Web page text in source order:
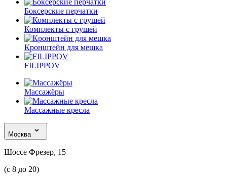
Боксерские перчатки
Комплекты с грушей
Кронштейн для мешка
FILIPPOV
Массажёры
Массажные кресла
Москва
Шоссе Фрезер, 15
(с 8 до 20)